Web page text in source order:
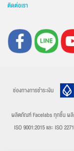
ติดต่อเรา
ช่องทางการชำระเงิน
ผลิตภัณฑ์ Facelabs ทุกชิ้น ผลิ
ISO 9001:2015 และ ISO